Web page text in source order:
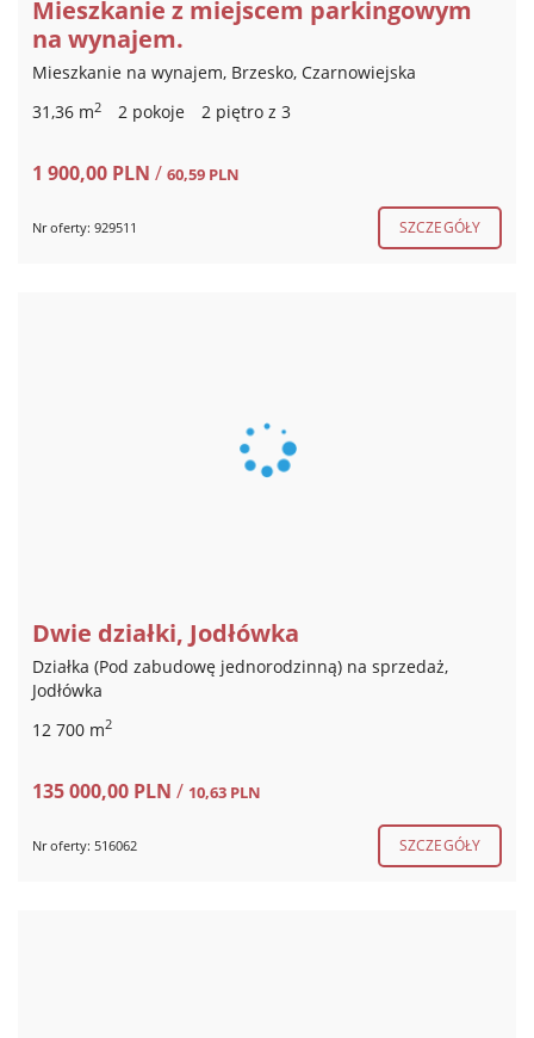
Mieszkanie z miejscem parkingowym
na wynajem.
Mieszkanie na wynajem, Brzesko, Czarnowiejska
31,36 m2 2 pokoje 2 piętro z 3
1 900,00 PLN / 60,59 PLN
Nr oferty: 929511 SZCZEGÓŁY
Dwie działki, Jodłówka
Działka (Pod zabudowę jednorodzinną) na sprzedaż,
Jodłówka
12 700 m2
135 000,00 PLN / 10,63 PLN
Nr oferty: 516062 SZCZEGÓŁY